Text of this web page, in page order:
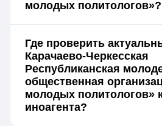
молодых политологов»?
Где проверить
Карачаево-Черкесская
Республиканская
общественная
молодых политологов»
иноагента?